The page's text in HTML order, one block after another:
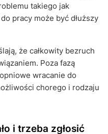
takiego jak
pracy może być dłuższy
że całkowity bezruch
Poza fazą
wracanie do
chorego i rodzaju
i trzeba zgłosić